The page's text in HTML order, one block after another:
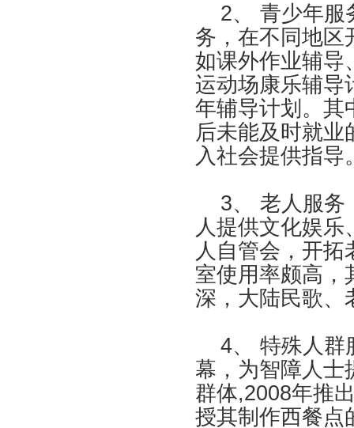
2、 青少年服
务，在不同地区
如课外作业辅导
运动场康乐辅导
年辅导计划。其
后未能及时就
入社会提供指导
3、 老人服务
人提供文化娱
人自管会，开
室使用率颇高，
深，大陆民歌、
4、 特殊人群
幕，为智障人士
群体,2008年推
授其制作西餐点